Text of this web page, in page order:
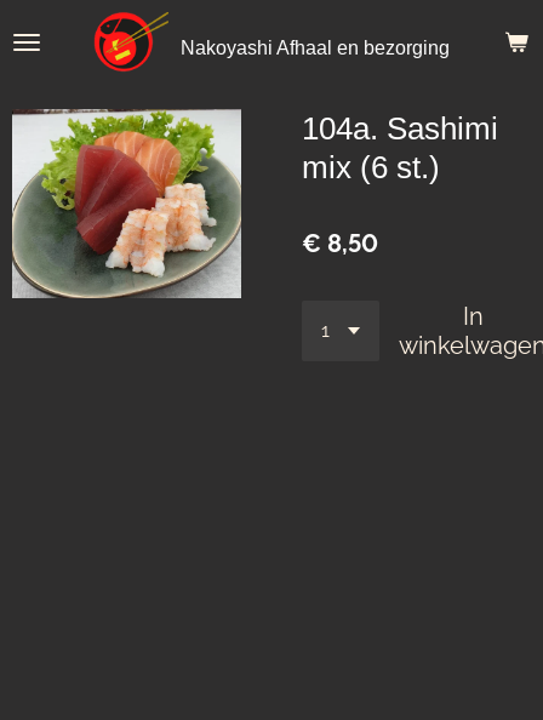
direct
de
hoofdinhoud
Nakoyashi Afhaal en bezorging
104a. Sashimi
mix (6 st.)
€ 8,50
In